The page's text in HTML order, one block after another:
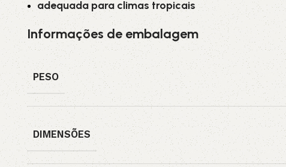
adequada para climas tropicais
Informações de embalagem
PESO
DIMENSÕES